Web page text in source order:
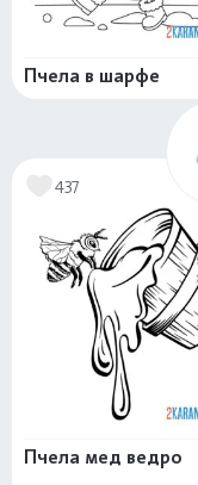
Пчела в шарфе
437
Пчела мед ведро